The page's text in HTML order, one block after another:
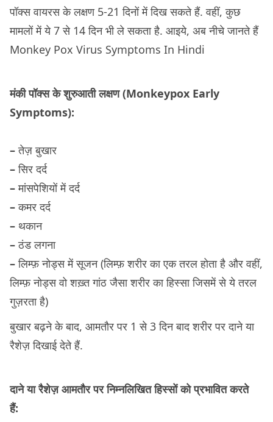
पॉक्स वायरस के लक्षण 5-21 दिनों में दिख सकते हैं. वहीं, कुछ
मामलों में ये 7 से 14 दिन भी ले सकता है. आइये, अब नीचे जानते हैं
Monkey Pox Virus Symptoms In Hindi
मंकी पॉक्स के शुरुआती लक्षण (Monkeypox Early
Symptoms):
–तेज़ बुखार
–सिर दर्द
–मांसपेशियों में दर्द
–कमर दर्द
– थकान
–ठंड लगना
–लिम्फ़ नोड्स में सूजन (लिम्फ़ शरीर का एक तरल होता है और वहीं,
लिम्फ़ नोड्स वो शख़्त गांठ जैसा शरीर का हिस्सा जिसमें से ये तरल
गुज़रता है)
बुखार बढ़ने के बाद, आमतौर पर 1 से 3 दिन बाद शरीर पर दाने या
रैशेज़ दिखाई देते हैं.
दाने या रैशेज़ आमतौर पर निम्नलिखित हिस्सों को प्रभावित करते
हैं: